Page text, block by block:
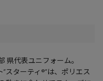
県代表ユニフォーム。
スターティ®”は、ポリエス